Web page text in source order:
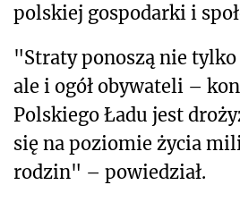
polskiej gospodarki i
"Straty ponoszą nie
ale i ogół obywateli –
Polskiego Ładu jest
się na poziomie życia
rodzin" – powiedział.